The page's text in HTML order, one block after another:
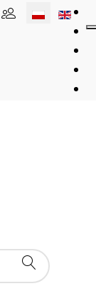
Wybierz swój